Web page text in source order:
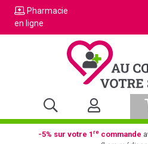
Pharmacie
en ligne
-5% sur votre 1recommande